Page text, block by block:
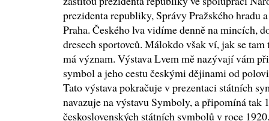
prezidenta republiky, Správy Pražského hradu
Praha. Českého lva vidíme denně na mincích,
dresech sportovců. Málokdo však ví, jak se
má význam. Výstava Lvem mě nazývají vám
symbol a jeho cestu českými dějinami od
Tato výstava pokračuje v prezentaci státních
navazuje na výstavu Symboly, a připomíná tak
československých státních symbolů v roce